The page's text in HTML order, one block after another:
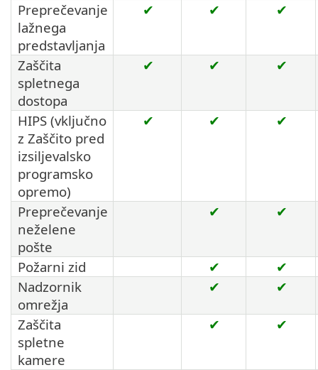
Preprečevanje
lažnega
predstavljanja
✔ ✔ ✔
Zaščita
spletnega
dostopa
✔ ✔ ✔
HIPS (vključno
z Zaščito pred
izsiljevalsko
programsko
opremo)
✔ ✔ ✔
Preprečevanje
neželene
pošte
✔ ✔
Požarni zid ✔
✔
Nadzornik
omrežja
✔ ✔
Zaščita
spletne
kamere
✔ ✔